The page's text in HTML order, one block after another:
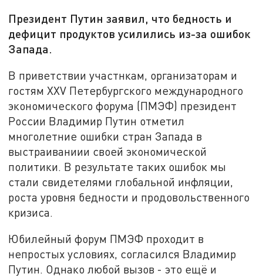
Президент Путин заявил, что бедность и
дефицит продуктов усилились из-за ошибок
Запада.
В приветствии участнкам, организаторам и
гостям ХХV Петербургского международного
экономического форума (ПМЭФ) президент
России Владимир Путин отметил
многолетние ошибки стран Запада в
выстраиваниии своей экономической
политики. В результате таких ошибок мы
стали свидетелями глобальной инфляции,
роста уровня бедности и продовольственного
кризиса.
Юбилейный форум ПМЭФ проходит в
непростых условиях, согласился Владимир
Путин. Однако любой вызов - это ещё и